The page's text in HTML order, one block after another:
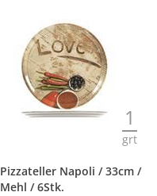
1
grt
Pizzateller Napoli / 33cm /
Mehl / 6Stk.